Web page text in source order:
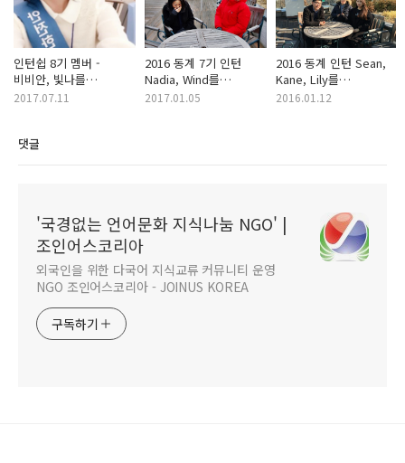
인턴쉽 8기 멤버 -
비비안, 빛나를
소개합니다~ :)
2017.07.11
2016 동계 7기 인턴
Nadia, Wind를
소개합니다
2017.01.05
2016 동계 인턴 Sean,
Kane, Lily를
소개합니다. (5기)
2016.01.12
댓글
'국경없는 언어문화 지식나눔 NGO' |
조인어스코리아
외국인을 위한 다국어 지식교류 커뮤니티 운영
NGO 조인어스코리아 - JOINUS KOREA
구독하기